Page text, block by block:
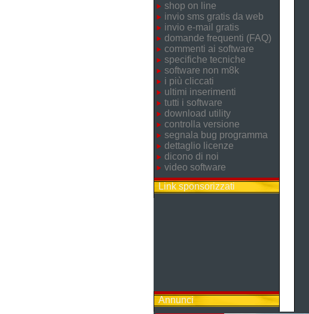
shop on line
invio sms gratis da web
invio e-mail gratis
domande frequenti (FAQ)
commenti ai software
specifiche tecniche
software non m8k
i più cliccati
ultimi inserimenti
tutti i software
download utility
controlla versione
segnala bug programma
dettaglio licenze
dicono di noi
video software
Link sponsorizzati
Annunci